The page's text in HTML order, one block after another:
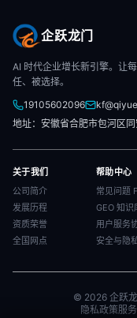
企跃龙门
AI 时代企业增长新引擎。让
任、被选择。
19105602096
地址：安徽省合肥市包河区
关于我们
公司简介
发展历程
资质荣誉
全国网点
帮助中心
常见问题
GEO 知识
用户服务
安全与隐
© 2026 企跃
隐私政策服